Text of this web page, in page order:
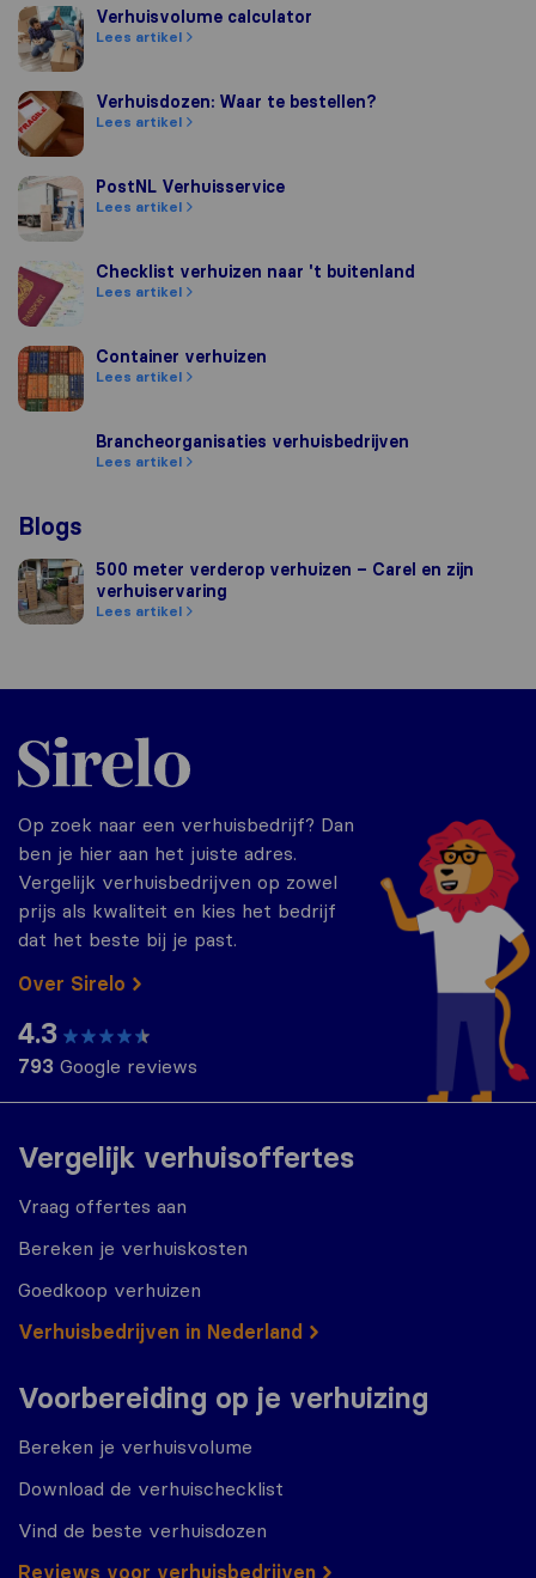
Verhuisvolume calculator
Verhuisvolume calculator
Lees artikel
Verhuisdozen: Waar te bestellen?
Verhuisdozen: Waar te bestellen?
Lees artikel
PostNL Verhuisservice
PostNL Verhuisservice
Lees artikel
Checklist verhuizen naar 't buitenland
Checklist verhuizen naar 't buitenland
Lees artikel
Container verhuizen
Container verhuizen
Lees artikel
Brancheorganisaties verhuisbedrijven
Brancheorganisaties verhuisbedrijven
Lees artikel
Blogs
500 meter verderop verhuizen – Carel en zijn
500 meter verderop verhuizen – Carel en zijn
verhuiservaring
Lees artikel
Vergelijk verhuisoffertes
Vraag offertes aan
Bereken je verhuiskosten
Goedkoop verhuizen
Verhuisbedrijven in Nederland
Voorbereiding op je verhuizing
Bereken je verhuisvolume
Download de verhuischecklist
Vind de beste verhuisdozen
Reviews voor verhuisbedrijven
Sirelo.nl
Op zoek naar een verhuisbedrijf? Dan
ben je hier aan het juiste adres.
Vergelijk verhuisbedrijven op zowel
prijs als kwaliteit en kies het bedrijf
dat het beste bij je past.
Over Sirelo
4.3
793 Google reviews